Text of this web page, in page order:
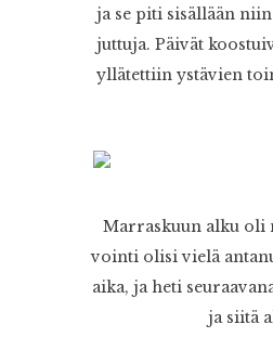
ja se piti sisällään
juttuja. Päivät
yllätettiin ystävien
Marraskuun alku oli
vointi olisi vielä
aika, ja heti
ja siitä